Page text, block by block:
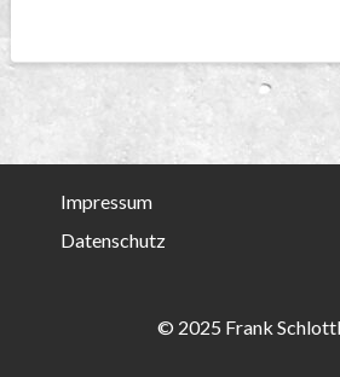
Impressum
Datenschutz
© 2025 Frank